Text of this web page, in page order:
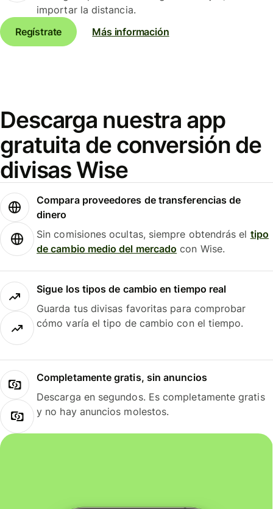
importar la distancia.
Regístrate
Más información
Descarga nuestra app
gratuita de conversión de
divisas Wise
Compara proveedores de transferencias de
dinero
Sin comisiones ocultas, siempre obtendrás el tipo
de cambio medio del mercado con Wise.
Sigue los tipos de cambio en tiempo real
Guarda tus divisas favoritas para comprobar
cómo varía el tipo de cambio con el tiempo.
Completamente gratis, sin anuncios
Descarga en segundos. Es completamente gratis
y no hay anuncios molestos.